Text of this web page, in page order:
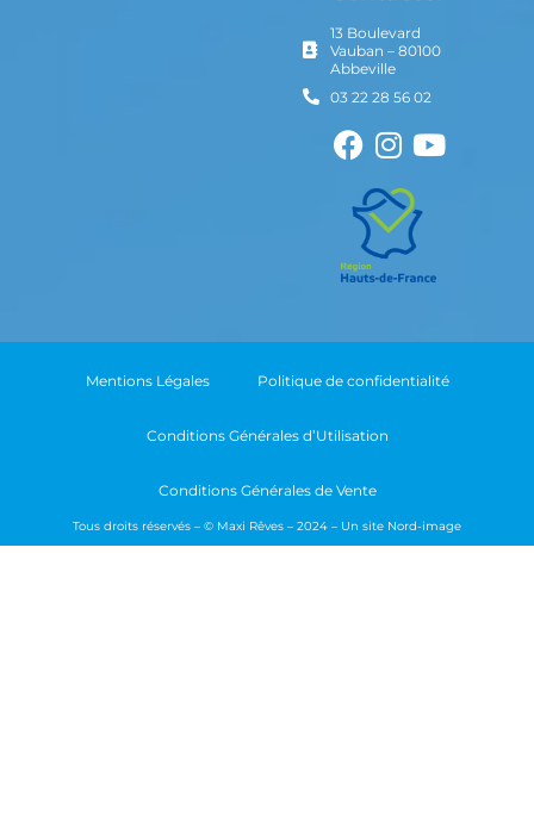
13 Boulevard
Vauban – 80100
Abbeville
03 22 28 56 02
Mentions Légales Politique de confidentialité
Conditions Générales d’Utilisation
Conditions Générales de Vente
Tous droits réservés – © Maxi Rêves – 2024 – Un site Nord-image